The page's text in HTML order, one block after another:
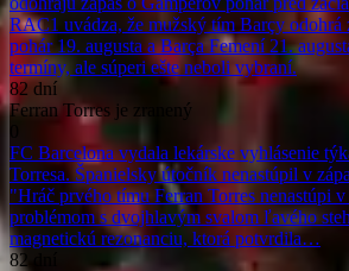
RAC1 uvádza, že mužský tím Barçy odohrá
pohár 19. augusta a Barça Femení 21.
termíny, ale súperi ešte neboli vybraní.
82 dní
Ferran Torres je zranený
FC Barcelona vydala lekárske vyhlásenie
Torresa. Španielsky útočník nenastúpil v
"Hráč prvého tímu Ferran Torres nenastúpi
problémom s dvojhlavým svalom ľavého
magnetickú rezonanciu, ktorá potvrdila…
82 dní